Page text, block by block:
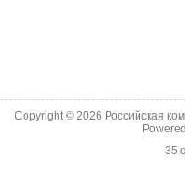
Copyright © 2026 Российская
35